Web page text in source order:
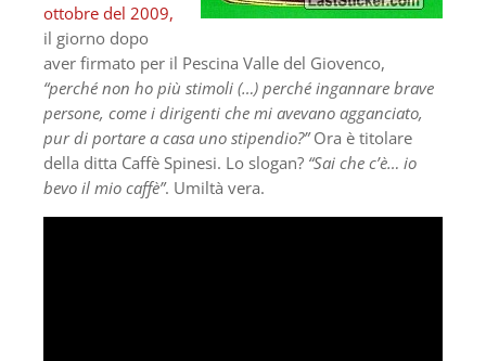
ottobre del 2009,
il giorno dopo
aver firmato per il Pescina Valle del Giovenco,
“perché non ho più stimoli (…) perché ingannare brave
persone, come i dirigenti che mi avevano agganciato,
pur di portare a casa uno stipendio?”Ora è titolare
della ditta Caffè Spinesi. Lo slogan? “Sai che c’è… io
bevo il mio caffè”. Umiltà vera.